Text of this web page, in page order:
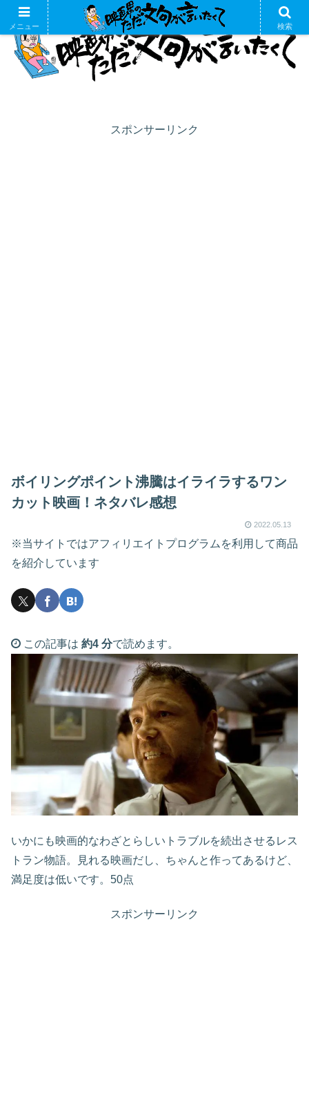
スポンサーリンク
ボイリングポイント沸騰はイライラするワン
カット映画！ネタバレ感想
2022.05.13
※当サイトではアフィリエイトプログラムを利用して商品
を紹介しています
この記事は 約4 分で読めます。
いかにも映画的なわざとらしいトラブルを続出させるレス
トラン物語。見れる映画だし、ちゃんと作ってあるけど、
満足度は低いです。50点
スポンサーリンク
メニュー 検索